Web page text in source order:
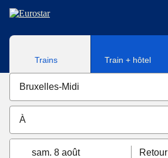
Aller au contenu principal
Trains Train + hôtel
sam. 8 août Retour